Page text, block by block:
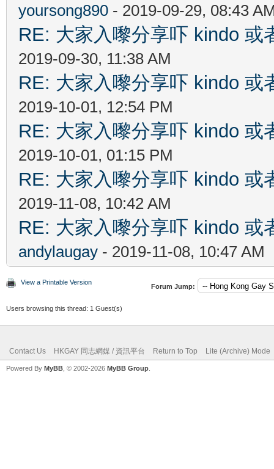
yoursong890 - 2019-09-29, 08:43
RE: 大家入嚟分享吓 kindo 或
2019-09-30, 11:38 AM
RE: 大家入嚟分享吓 kindo 或
2019-10-01, 12:54 PM
RE: 大家入嚟分享吓 kindo 或
2019-10-01, 01:15 PM
RE: 大家入嚟分享吓 kindo 或
2019-11-08, 10:42 AM
RE: 大家入嚟分享吓 kindo 或
andylaugay - 2019-11-08, 10:47 AM
View a Printable Version
Forum Jump:
Users browsing this thread: 1 Guest(s)
Contact Us HKGAY 同志網媒 / 資訊平台 Return to Top Lite (Archive) Mode
Powered By MyBB , © 2002-2026 MyBB Group